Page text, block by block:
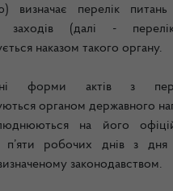
визначає перелік
заходів (далі -
наказом такого органу.
форми актів з
органом державного
на його
п’яти робочих днів з дня
законодавством.